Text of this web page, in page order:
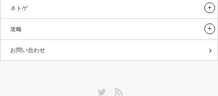
ネトゲ
攻略
お問い合わせ